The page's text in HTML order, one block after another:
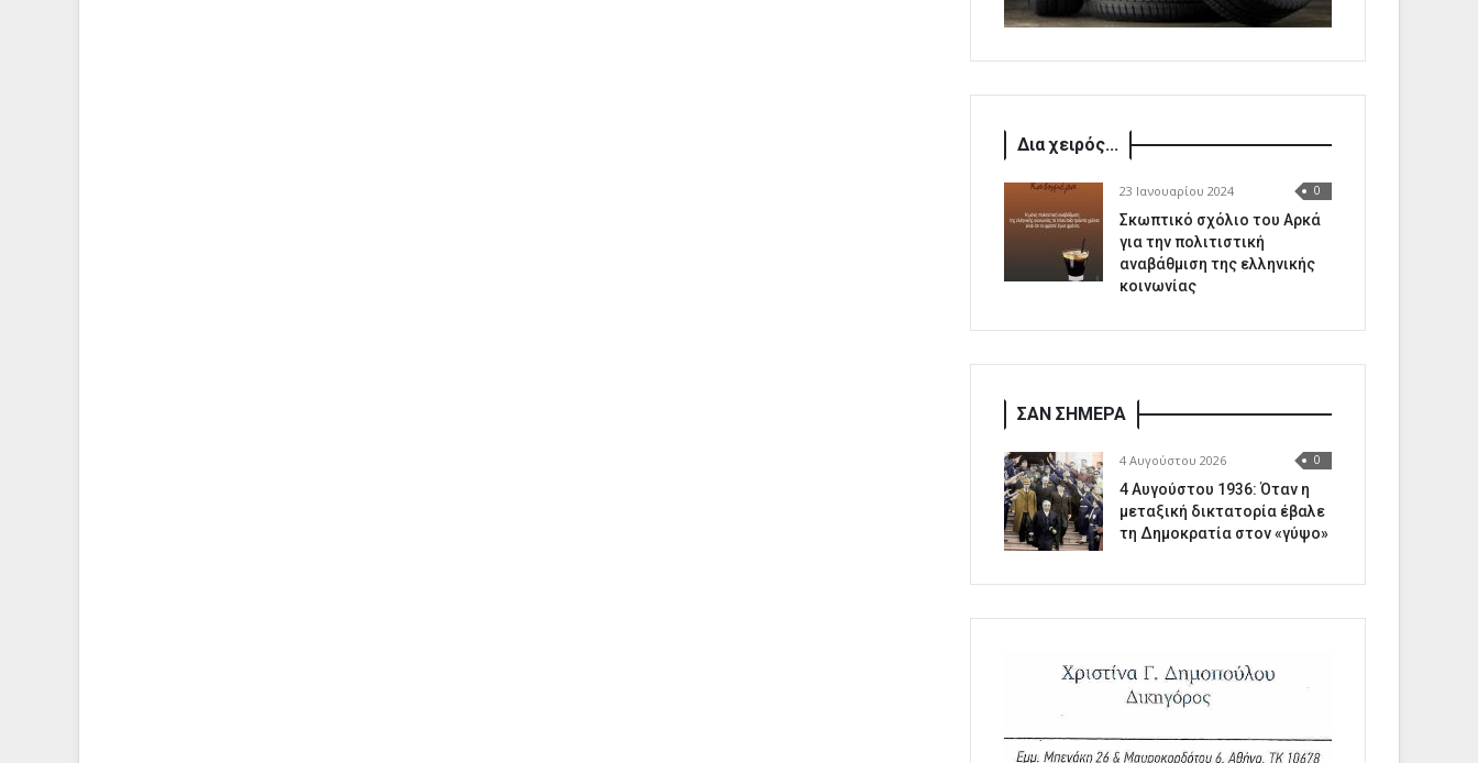
Δια χειρός...
23 Ιανουαρίου 2024 0
Σκωπτικό σχόλιο του Αρκά
για την πολιτιστική
αναβάθμιση της ελληνικής
κοινωνίας
ΣΑΝ ΣΗΜΕΡΑ
4 Αυγούστου 2026 0
4 Αυγούστου 1936: Όταν η
μεταξική δικτατορία έβαλε
τη Δημοκρατία στον «γύψο»